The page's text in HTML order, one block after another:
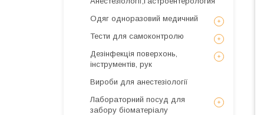
Одяг одноразовий медичний
Тести для самоконтролю
Дезінфекція поверхонь,
інструментів, рук
Вироби для анестезіології
Лабораторний посуд для
забору біоматеріалу